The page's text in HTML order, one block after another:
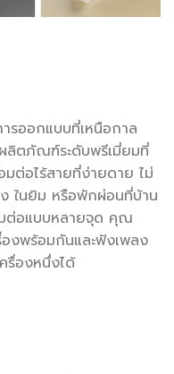
รออกแบบที่เหนือกาล
ลิตภัณฑ์ระดับพรีเมี่ยมที่
ต่อไร้สายที่ง่ายดาย ไม่
ในยิม หรือพักผ่อนที่บ้าน
มต่อแบบหลายจุด คุณ
งพร้อมกันและฟังเพลง
รื่องหนึ่งได้